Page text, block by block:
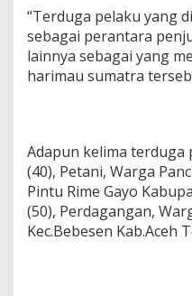
e
a
k
u
n
g
k
a
“Terduga pelaku yang
sebagai perantara
lainnya sebagai yang
harimau sumatra
Adapun kelima terduga
(40), Petani, Warga
Pintu Rime Gayo
(50), Perdagangan,
Kec.Bebesen Kab.Aceh